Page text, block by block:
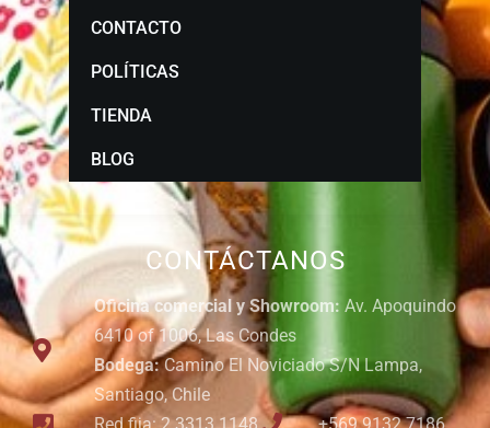
CONTÁCTANOS
Oficina comercial y Showroom: Av. Apoquindo
6410 of 1006, Las Condes
Bodega:Camino El Noviciado S/N Lampa,
Santiago, Chile
CONTACTO
POLÍTICAS
TIENDA
BLOG